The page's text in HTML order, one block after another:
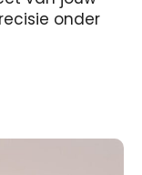
onder